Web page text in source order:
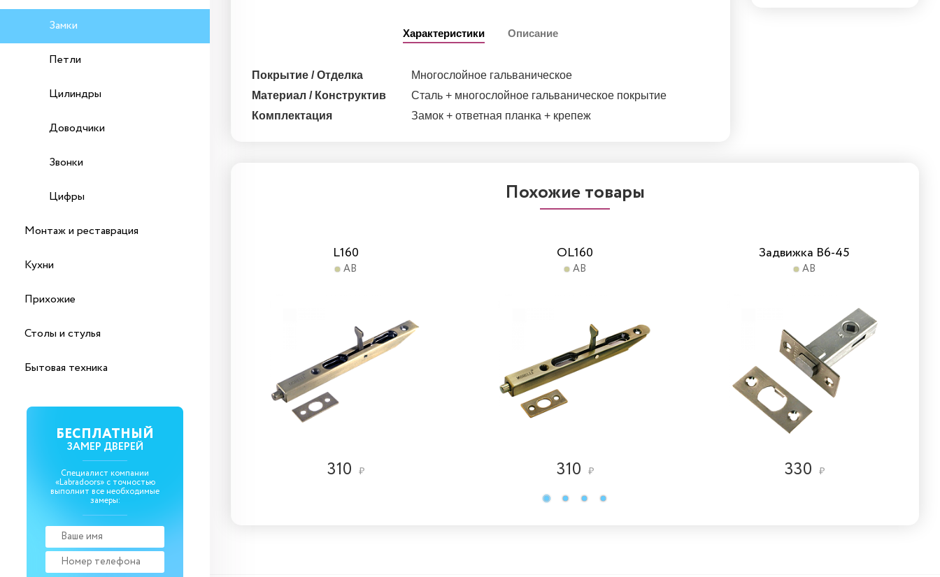
Замки
Петли
Цилиндры
Доводчики
Звонки
Цифры
Монтаж и реставрация
Кухни
Прихожие
Столы и стулья
Бытовая техника
БЕСПЛАТНЫЙ
ЗАМЕР ДВЕРЕЙ
Специалист компании
«Labradoors» с точностью
выполнит все необходимые
замеры:
Характеристики Описание
Покрытие / Отделка
Многослойное гальваническое
Материал / Конструктив
Сталь + многослойное гальваническое покрытие
Комплектация
Замок + ответная планка + крепеж
Похожие товары
1 330 ₽
L160
AB
310 ₽
OL160
AB
310 ₽
Задвижка B6-45
AB
330 ₽